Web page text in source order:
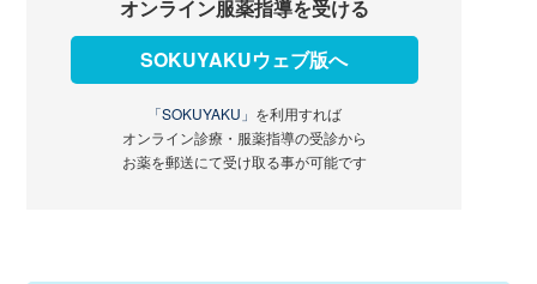
オンライン服薬指導を受ける
SOKUYAKUウェブ版へ
「SOKUYAKU」 を利用すれば
オンライン診療・服薬指導の受診から
お薬を郵送にて受け取る事が可能です